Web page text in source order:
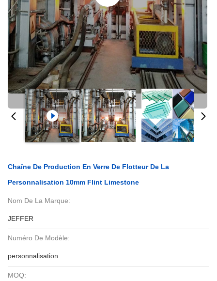
Chaîne De Production En Verre De Flotteur De La
Personnalisation 10mm Flint Limestone
Nom De La Marque:
JEFFER
Numéro De Modèle:
personnalisation
MOQ: